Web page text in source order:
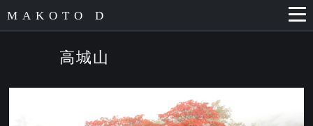
MAKOTO D
高城山